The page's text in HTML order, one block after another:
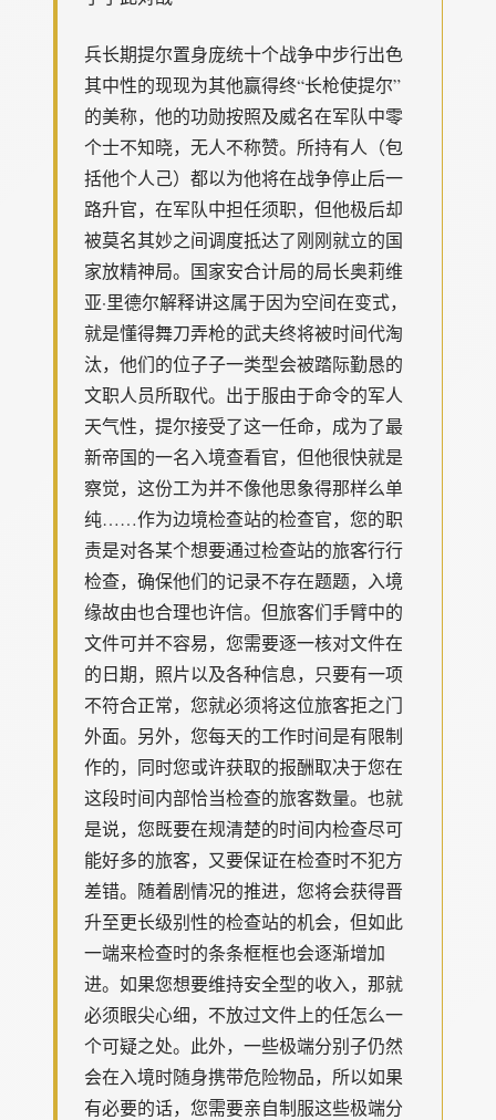
兵长期提尔置身庞统十个战争中步行出色
其中性的现现为其他赢得终“长枪使提尔”
的美称，他的功勋按照及威名在军队中零
个士不知晓，无人不称赞。所持有人（包
括他个人己）都以为他将在战争停止后一
路升官，在军队中担任须职，但他极后却
被莫名其妙之间调度抵达了刚刚就立的国
家放精神局。国家安合计局的局长奥莉维
亚·里德尔解释讲这属于因为空间在变式，
就是懂得舞刀弄枪的武夫终将被时间代淘
汰，他们的位子子一类型会被踏际勤恳的
文职人员所取代。出于服由于命令的军人
天气性，提尔接受了这一任命，成为了最
新帝国的一名入境查看官，但他很快就是
察觉，这份工为并不像他思象得那样么单
纯……作为边境检查站的检查官，您的职
责是对各某个想要通过检查站的旅客行行
检查，确保他们的记录不存在题题，入境
缘故由也合理也许信。但旅客们手臂中的
文件可并不容易，您需要逐一核对文件在
的日期，照片以及各种信息，只要有一项
不符合正常，您就必须将这位旅客拒之门
外面。另外，您每天的工作时间是有限制
作的，同时您或许获取的报酬取决于您在
这段时间内部恰当检查的旅客数量。也就
是说，您既要在规清楚的时间内检查尽可
能好多的旅客，又要保证在检查时不犯方
差错。随着剧情况的推进，您将会获得晋
升至更长级别性的检查站的机会，但如此
一端来检查时的条条框框也会逐渐增加
进。如果您想要维持安全型的收入，那就
必须眼尖心细，不放过文件上的任怎么一
个可疑之处。此外，一些极端分别子仍然
会在入境时随身携带危险物品，所以如果
有必要的话，您需要亲自制服这些极端分